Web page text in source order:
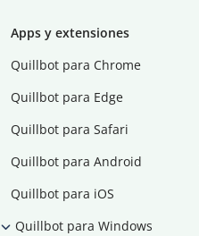
Apps y extensiones
Quillbot para Chrome
Quillbot para Edge
Quillbot para Safari
Quillbot para Android
Quillbot para iOS
Quillbot para Windows